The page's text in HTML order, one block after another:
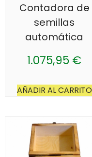
Contadora de
semillas
automática
1.075,95 €
AÑADIR AL CARRITO